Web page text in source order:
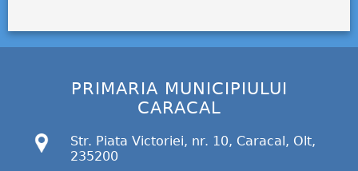
PRIMARIA MUNICIPIULUI
CARACAL
Str. Piata Victoriei, nr. 10, Caracal, Olt,
235200